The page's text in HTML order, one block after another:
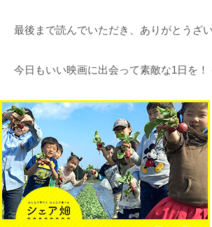
最後まで読んでいただき、ありがとうざ
今日もいい映画に出会って素敵な1日を！